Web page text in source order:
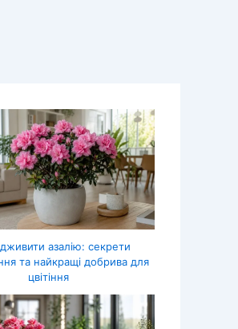
азалію: секрети
та найкращі добрива для
цвітіння